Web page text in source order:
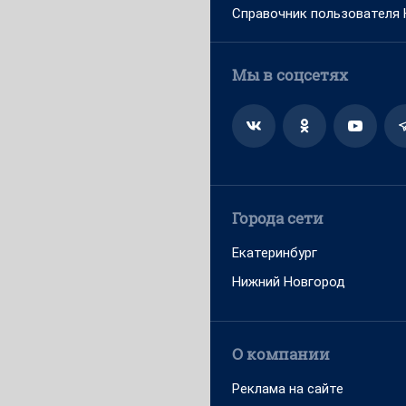
Справочник пользователя
Мы в соцсетях
Города сети
Екатеринбург
Нижний Новгород
О компании
Реклама на сайте